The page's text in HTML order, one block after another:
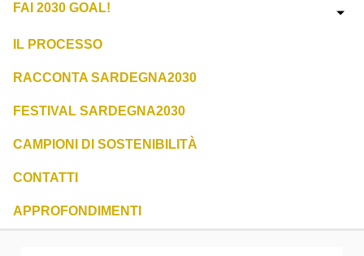
FAI 2030 GOAL!
IL PROCESSO
RACCONTA SARDEGNA2030
FESTIVAL SARDEGNA2030
CAMPIONI DI SOSTENIBILITÀ
CONTATTI
APPROFONDIMENTI